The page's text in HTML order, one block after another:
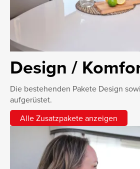
Design /
Die bestehenden Pakete Design
aufgerüstet.
Alle Zusatzpakete anzeigen